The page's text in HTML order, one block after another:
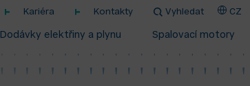
Kariéra Kontakty Vyhledat CZ
Dodávky elektřiny a plynu Spalovací motory